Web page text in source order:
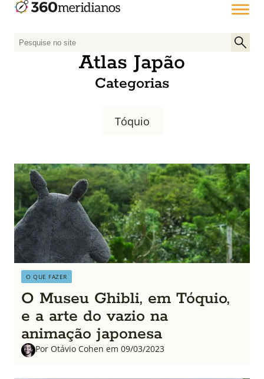
P
p
o
r
:
Atlas Japão
Categorias
Tóquio
O QUE FAZER
O Museu Ghibli, em Tóquio,
e a arte do vazio na
animação japonesa
Por Otávio Cohen em 09/03/2023